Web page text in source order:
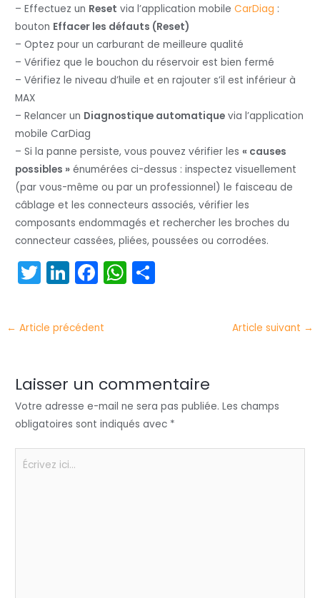
– Effectuez un Reset via l’application mobileCarDiag :
bouton Effacer les défauts (Reset)
– Optez pour un carburant de meilleure qualité
– Vérifiez que le bouchon du réservoir est bien fermé
– Vérifiez le niveau d’huile et en rajouter s’il est inférieur à
MAX
– Relancer un Diagnostique automatique via l’application
mobile CarDiag
– Si la panne persiste, vous pouvez vérifier les« causes
possibles » énumérées ci-dessus : inspectez visuellement
(par vous-même ou par un professionnel) le faisceau de
câblage et les connecteurs associés, vérifier les
composants endommagés et rechercher les broches du
connecteur cassées, pliées, poussées ou corrodées.
T
itt
er
Li
k
e
n
F
c
e
o
o
k
W
p
p
er
← Article précédent Article suivant →
Laisser un commentaire
Votre adresse e-mail ne sera pas publiée. Les champs
obligatoires sont indiqués avec *
Écrivez